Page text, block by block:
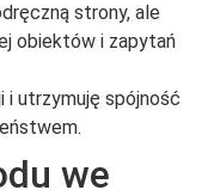
strony, ale
obiektów i zapytań
i utrzymuję spójność
we